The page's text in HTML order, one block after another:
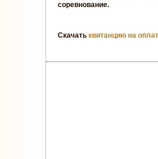
соревнование.
Скачать квитанцию на